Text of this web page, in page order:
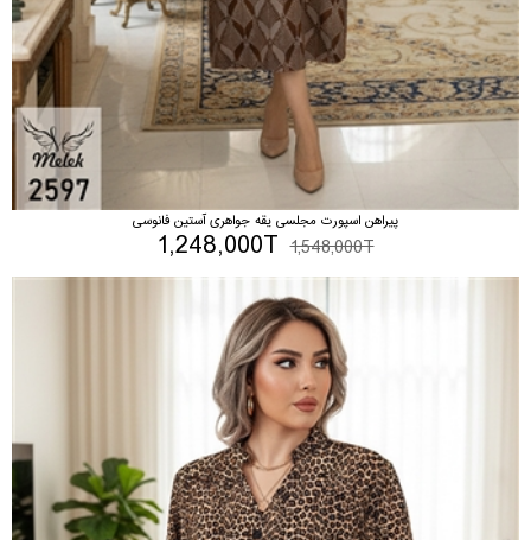
پیراهن اسپورت مجلسی یقه جواهری آستین فانوسی
1,548,000T
1,248,000T